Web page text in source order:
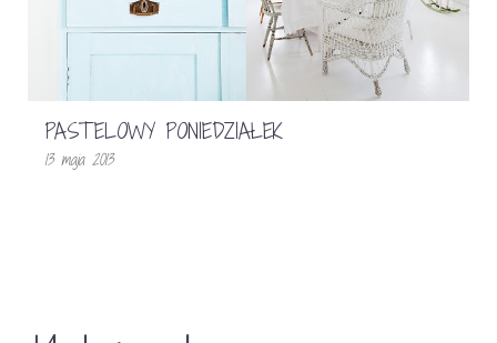
PASTELOWY PONIEDZIAŁEK
13 maja 2013